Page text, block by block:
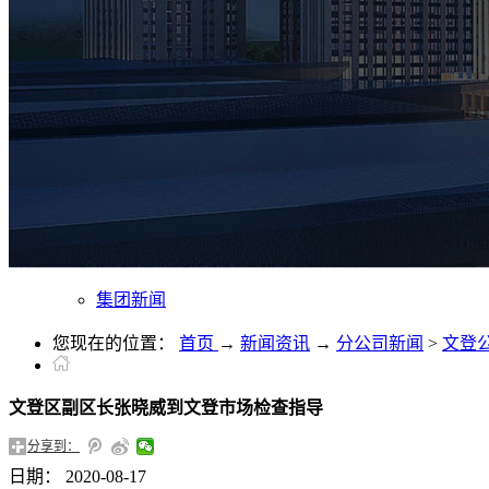
集团新闻
您现在的位置： 首页 → 新闻资讯 → 分公司新闻 > 文登
文登区副区长张晓威到文登市场检查指导
分享到：
日期： 2020-08-17